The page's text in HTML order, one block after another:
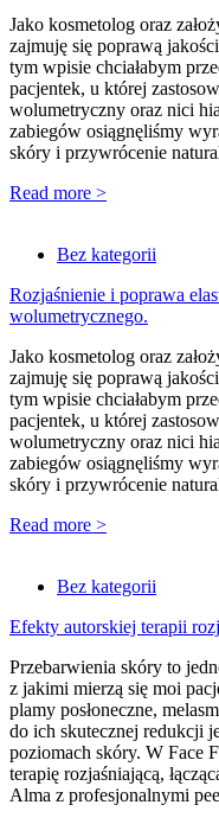
Jako kosmetolog oraz
zajmuję się poprawą
tym wpisie chciałabym
pacjentek, u której
wolumetryczny oraz nici
zabiegów osiągnęliśmy
skóry i przywrócenie
Read more >
Bez kategorii
Rozjaśnienie i poprawa
wolumetrycznego.
Jako kosmetolog oraz
zajmuję się poprawą
tym wpisie chciałabym
pacjentek, u której
wolumetryczny oraz nici
zabiegów osiągnęliśmy
skóry i przywrócenie
Read more >
Bez kategorii
Efekty autorskiej terapii
Przebarwienia skóry to
z jakimi mierzą się moi
plamy posłoneczne,
do ich skutecznej redukcji
poziomach skóry. W Face
terapię rozjaśniającą,
Alma z profesjonalnymi